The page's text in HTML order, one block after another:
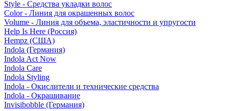
Style - Средства укладки волос
Color - Линия для окрашенных волос
Volume - Линия для объема, эластичности и упругости
Help Is Here (Россия)
Hempz (США)
Indola (Германия)
Indola Act Now
Indola Care
Indola Styling
Indola - Окислители и технические средства
Indola - Окрашивание
Invisibobble (Германия)